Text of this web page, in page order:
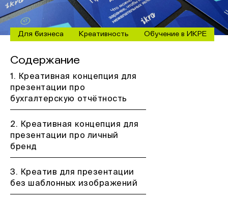
Для бизнеса Креативность Обучение в ИКРЕ
Содержание
1. Креативная концепция для
презентации про
бухгалтерскую отчётность
2. Креативная концепция для
презентации про личный
бренд
3. Креатив для презентации
без шаблонных изображений